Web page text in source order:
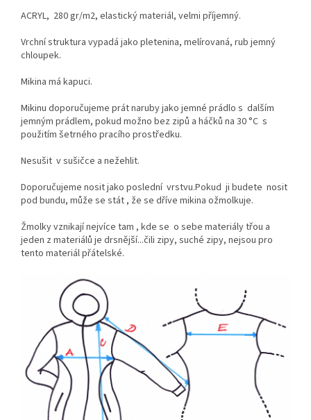
ACRYL, 280 gr/m2, elastický materiál, velmi příjemný.
Vrchní struktura vypadá jako pletenina, melírovaná, rub jemný
chloupek.
Mikina má kapuci.
Mikinu doporučujeme prát naruby jako jemné prádlo s dalším
jemným prádlem, pokud možno bez zipů a háčků na 30 °C s
použitím šetrného pracího prostředku.
Nesušit v sušičce a nežehlit.
Doporučujeme nosit jako poslední vrstvu.Pokud ji budete nosit
pod bundu, může se stát , že se dříve mikina ožmolkuje.
Žmolky vznikají nejvíce tam , kde se o sebe materiály třou a
jeden z materiálů je drsnější...čili zipy, suché zipy, nejsou pro
tento materiál přátelské.